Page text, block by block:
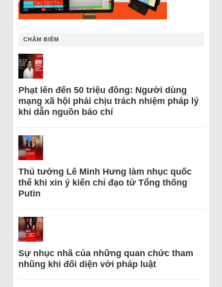
CHÂM BIẾM
Phạt lên đến 50 triệu đồng: Người dùng
mạng xã hội phải chịu trách nhiệm pháp lý
khi dẫn nguồn báo chí
Thủ tướng Lê Minh Hưng làm nhục quốc
thể khi xin ý kiến chỉ đạo từ Tổng thống
Putin
Sự nhục nhã của những quan chức tham
nhũng khi đối diện với pháp luật